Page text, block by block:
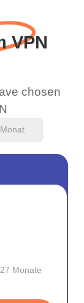
VPN
chosen
Monate